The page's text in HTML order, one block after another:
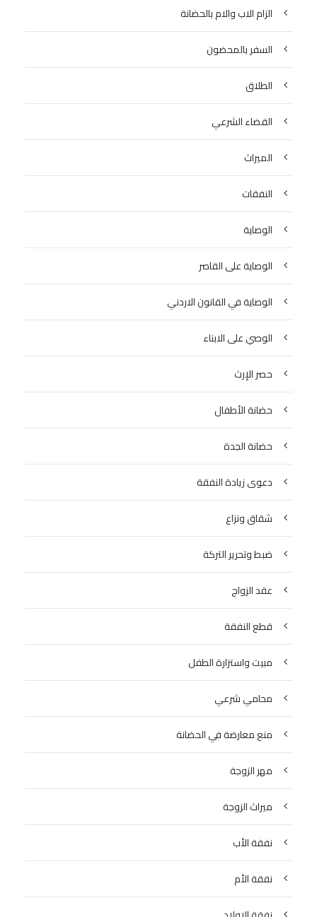
الزام الاب والام بالحضانة
السفر بالمحضون
الطلاق
القضاء الشرعي
الميراث
النفقات
الوصاية
الوصاية على القاصر
الوصاية في القانون الاردني
الوصي على الابناء
حصر الإرث
حضانة الأطفال
حضانة الجدة
دعوى زيادة النفقة
شقاق ونزاع
ضبط وتحرير التركة
عقد الزواج
قطع النفقة
مبيت واستزارة الطفل
محامي شرعي
منع معارضة في الحضانة
مهر الزوجة
ميراث الزوجة
نفقة الأب
نفقة الأم